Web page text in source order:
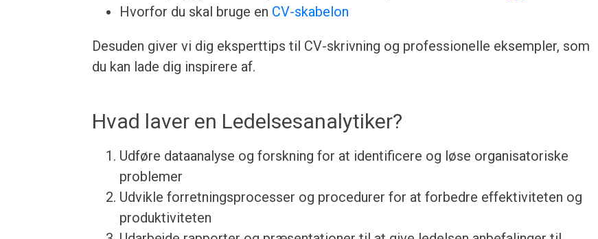
Hvorfor du skal bruge en CV-skabelon
Desuden giver vi dig eksperttips til CV-skrivning og professionelle eksempler, som
du kan lade dig inspirere af.
Hvad laver en Ledelsesanalytiker?
Udføre dataanalyse og forskning for at identificere og løse organisatoriske
problemer
Udvikle forretningsprocesser og procedurer for at forbedre effektiviteten og
produktiviteten